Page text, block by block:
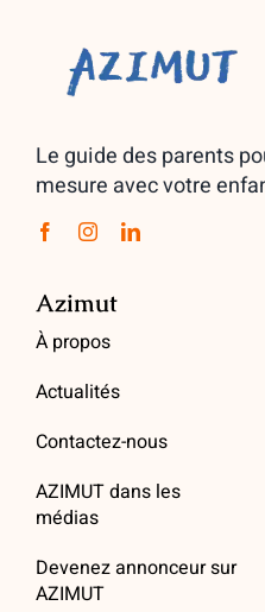
Le guide des parents
mesure avec votre
Azimut
À propos
Actualités
Contactez-nous
AZIMUT dans les
médias
Devenez annonceur sur
AZIMUT